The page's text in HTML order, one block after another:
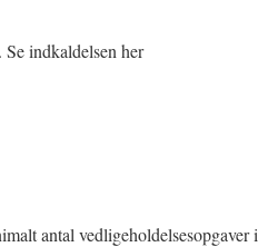
indkaldelsen her
antal vedligeholdelsesopgaver i